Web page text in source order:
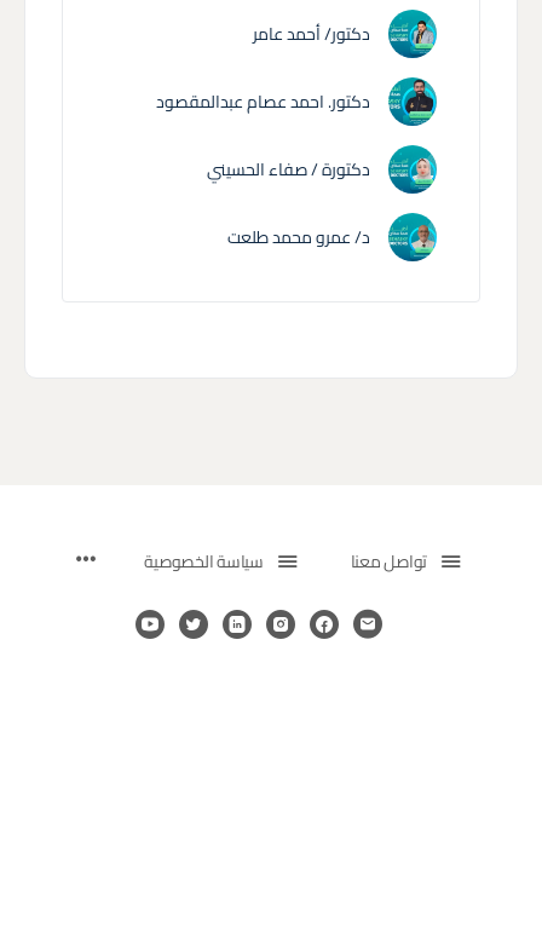
دكتور/ أحمد عامر
دكتور. احمد عصام عبدالمقصود
دكتورة / صفاء الحسيني
د/ عمرو محمد طلعت
تواصل معنا سياسة الخصوصية